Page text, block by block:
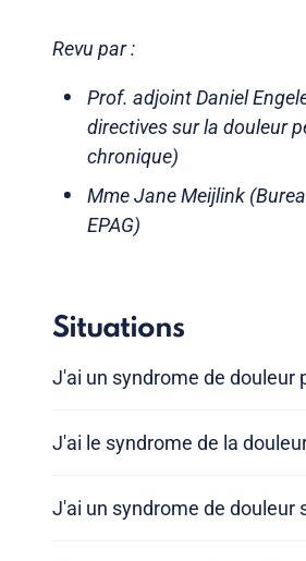
Revu par :
Prof. adjoint Daniel
directives sur la douleur
chronique)
Mme Jane Meijlink
EPAG)
Situations
J'ai un syndrome de douleur
J'ai le syndrome de la
J'ai un syndrome de douleur